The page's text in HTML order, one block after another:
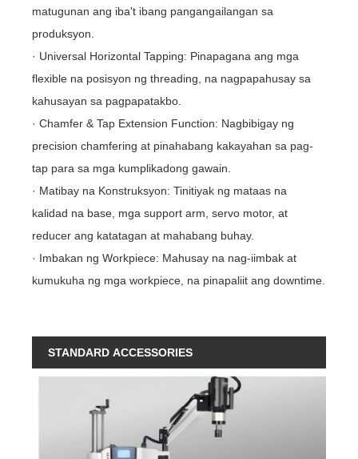
matugunan ang iba't ibang pangangailangan sa
produksyon.
· Universal Horizontal Tapping: Pinapagana ang mga
flexible na posisyon ng threading, na nagpapahusay sa
kahusayan sa pagpapatakbo.
· Chamfer & Tap Extension Function: Nagbibigay ng
precision chamfering at pinahabang kakayahan sa pag-
tap para sa mga kumplikadong gawain.
· Matibay na Konstruksyon: Tinitiyak ng mataas na
kalidad na base, mga support arm, servo motor, at
reducer ang katatagan at mahabang buhay.
· Imbakan ng Workpiece: Mahusay na nag-iimbak at
kumukuha ng mga workpiece, na pinapaliit ang downtime.
STANDARD ACCESSORIES